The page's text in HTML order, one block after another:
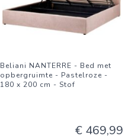
Beliani NANTERRE - Bed met
opbergruimte - Pastelroze -
180 x 200 cm - Stof
€ 469,99